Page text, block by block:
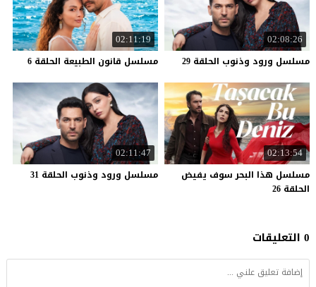
02:08:26
مسلسل ورود وذنوب الحلقة 29
02:11:19
مسلسل قانون الطبيعة الحلقة 6
02:13:54
مسلسل هذا البحر سوف يفيض
الحلقة 26
02:11:47
مسلسل ورود وذنوب الحلقة 31
0 التعليقات